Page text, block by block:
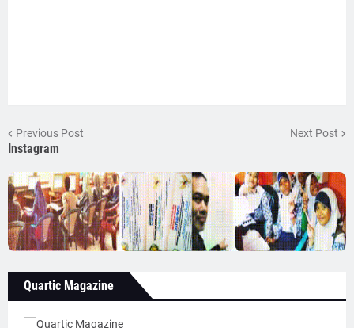
Previous Post Next Post
Instagram
Quartic Magazine